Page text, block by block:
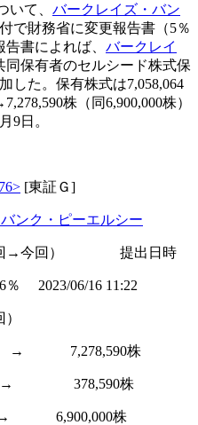
いて、 バークレイズ・バン
で財務省に変更報告書（5％
書によれば、 バークレイ
同保有者のセルシード株式保
した。保有株式は7,058,064
株（同6,900,000株）
9日。
[東証Ｇ]
ンク・ピーエルシー
回→今回） 提出日時
2023/06/16 11:22
→ 7,278,590株
378,590株
6,900,000株